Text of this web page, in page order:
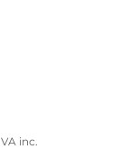
inc.